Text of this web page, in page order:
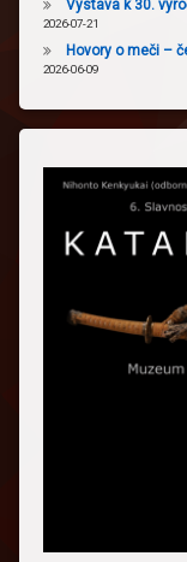
Výstava k 30.
2026-07-21
Hovory o meči –
2026-06-09